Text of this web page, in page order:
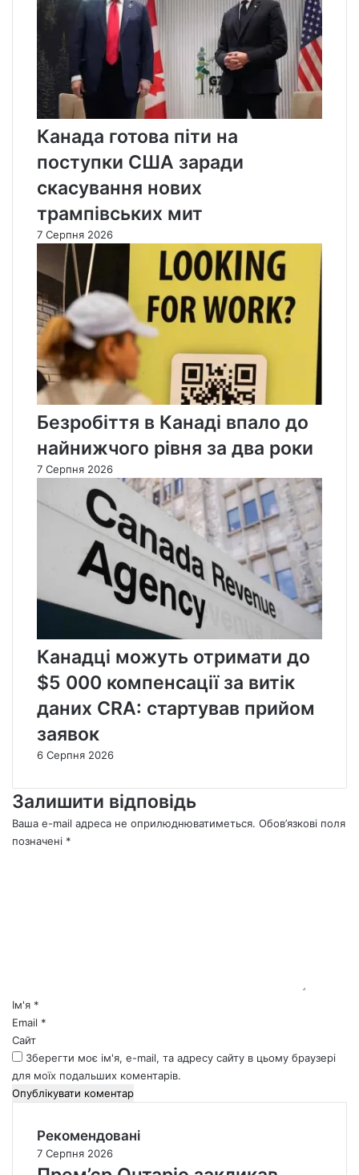
Канада готова піти на
поступки США заради
скасування нових
трампівських мит
7 Серпня 2026
Безробіття в Канаді впало до
найнижчого рівня за два роки
7 Серпня 2026
Канадці можуть отримати до
$5 000 компенсації за витік
даних CRA: стартував прийом
заявок
6 Серпня 2026
Залишити відповідь
Ваша e-mail адреса не оприлюднюватиметься. Обов’язкові поля
позначені *
*Ім'я *
Email *
Сайт
Зберегти моє ім'я, e-mail, та адресу сайту в цьому браузері
для моїх подальших коментарів.
Рекомендовані
7 Серпня 2026